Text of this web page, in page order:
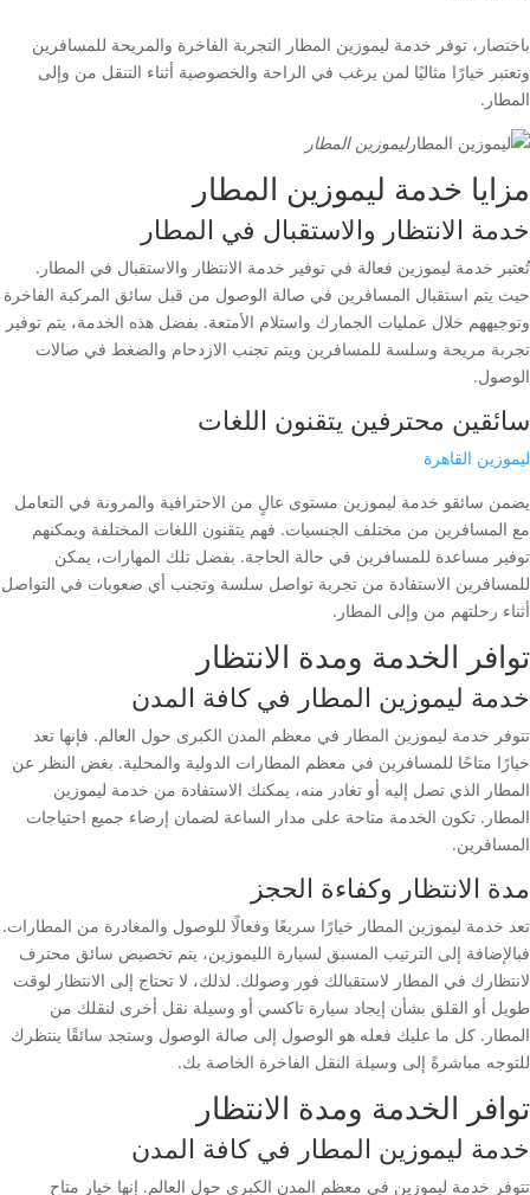
باختصار، توفر خدمة ليموزين المطار التجربة الفاخرة والمريحة للمسافرين
وتعتبر خيارًا مثاليًا لمن يرغب في الراحة والخصوصية أثناء التنقل من وإلى
المطار.
ليموزين المطار
مزايا خدمة ليموزين المطار
خدمة الانتظار والاستقبال في المطار
تُعتبر خدمة ليموزين فعالة في توفير خدمة الانتظار والاستقبال في المطار.
حيث يتم استقبال المسافرين في صالة الوصول من قبل سائق المركبة الفاخرة
وتوجيههم خلال عمليات الجمارك واستلام الأمتعة. بفضل هذه الخدمة، يتم توفير
تجربة مريحة وسلسة للمسافرين ويتم تجنب الازدحام والضغط في صالات
الوصول.
سائقين محترفين يتقنون اللغات
ليموزين القاهرة
يضمن سائقو خدمة ليموزين مستوى عالٍ من الاحترافية والمرونة في التعامل
مع المسافرين من مختلف الجنسيات. فهم يتقنون اللغات المختلفة ويمكنهم
توفير مساعدة للمسافرين في حالة الحاجة. بفضل تلك المهارات، يمكن
للمسافرين الاستفادة من تجربة تواصل سلسة وتجنب أي صعوبات في التواصل
أثناء رحلتهم من وإلى المطار.
توافر الخدمة ومدة الانتظار
خدمة ليموزين المطار في كافة المدن
تتوفر خدمة ليموزين المطار في معظم المدن الكبرى حول العالم. فإنها تعد
خيارًا متاحًا للمسافرين في معظم المطارات الدولية والمحلية. بغض النظر عن
المطار الذي تصل إليه أو تغادر منه، يمكنك الاستفادة من خدمة ليموزين
المطار. تكون الخدمة متاحة على مدار الساعة لضمان إرضاء جميع احتياجات
المسافرين.
مدة الانتظار وكفاءة الحجز
تعد خدمة ليموزين المطار خيارًا سريعًا وفعالًا للوصول والمغادرة من المطارات.
فبالإضافة إلى الترتيب المسبق لسيارة الليموزين، يتم تخصيص سائق محترف
لانتظارك في المطار لاستقبالك فور وصولك. لذلك، لا تحتاج إلى الانتظار لوقت
طويل أو القلق بشأن إيجاد سيارة تاكسي أو وسيلة نقل أخرى لنقلك من
المطار. كل ما عليك فعله هو الوصول إلى صالة الوصول وستجد سائقًا ينتظرك
للتوجه مباشرةً إلى وسيلة النقل الفاخرة الخاصة بك.
توافر الخدمة ومدة الانتظار
خدمة ليموزين المطار في كافة المدن
تتوفر خدمة ليموزين في معظم المدن الكبرى حول العالم. إنها خيار متاح